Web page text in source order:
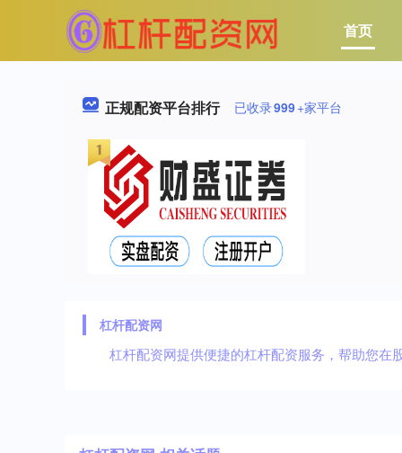
首页
正规配资平台排行 已收录999+家平台
杠杆配资网
杠杆配资网提供便捷的杠杆配资服务，帮助您